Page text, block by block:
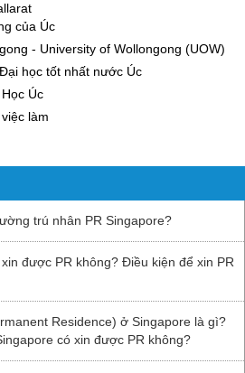
của Úc
- University of Wollongong (UOW)
học tốt nhất nước Úc
Úc
làm
trú nhân PR Singapore?
được PR không? Điều kiện để xin PR
Residence) ở Singapore là gì?
có xin được PR không?